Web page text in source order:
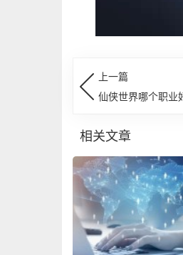
上一篇
仙侠世界哪个职业
相关文章